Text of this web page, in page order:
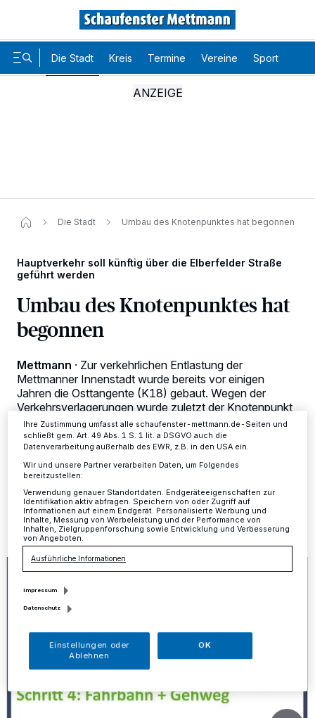
Die Stadt Kreis Termine Vereine Sport
Die Stadt Umbau des Knotenpunktes hat begonnen
Hauptverkehr soll künftig über die Elberfelder Straße
geführt werden
Umbau des Knotenpunktes hat
begonnen
Mettmann · Zur verkehrlichen Entlastung der
Mettmanner Innenstadt wurde bereits vor einigen
Jahren die Osttangente (K18) gebaut. Wegen der
Verkehrsverlagerungen wurde zuletzt der Knotenpunkt
Beethovenstraße/Flurstraße in einen Kreisverkehr
umgebaut.
12.07.2020 , 09:32 Uhr Eine Minute Lesezeit
Kennungen auf Ihrem Gerät zu. Durch Auswahl von OK aktivieren Sie
Tracking-Technologien für die unter „Wir und unsere Partner
verarbeiten Daten, um Ihnen Dienste bereitzustellen“ aufgeführten
Zwecke. Wenn Tracker deaktiviert sind, sind manche Inhalte und
dieses Menü jederzeit wieder aufrufen, um Ihre Einstellungen zu
ändern oder Ihre Einwilligung zu widerrufen, indem Sie auf den Link
Einstellungen oder Ablehnen am unteren Rand der Webseite klicken.
Ihre Einstellungen gelten innerhalb unseres Website. Weitere
Informationen finden Sie in unserer Datenschutzerklärung.
Ihre Zustimmung umfasst alle schaufenster-mettmann.de-Seiten und
schließt gem. Art. 49 Abs. 1 S. 1 lit. a DSGVO auch die
Datenverarbeitung außerhalb des EWR, z.B. in den USA ein.
Wir und unsere Partner verarbeiten Daten, um Folgendes
bereitzustellen:
Verwendung genauer Standortdaten. Endgeräteeigenschaften zur
Identifikation aktiv abfragen. Speichern von oder Zugriff auf
Informationen auf einem Endgerät. Personalisierte Werbung und
Inhalte, Messung von Werbeleistung und der Performance von
Inhalten, Zielgruppenforschung sowie Entwicklung und Verbesserung
von Angeboten.
Ausführliche Informationen
Impressum
Datenschutz
Einstellungen oder
Ablehnen
OK